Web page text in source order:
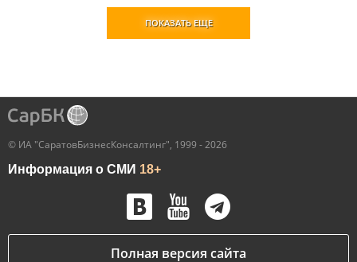
ПОКАЗАТЬ ЕЩЕ
© ИА "СаратовБизнесКонсалтинг", 1999 - 2026
Информация о СМИ 18+
Полная версия сайта